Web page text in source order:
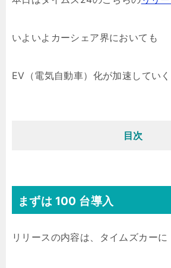
いよいよカーシェア界においても
EV（電気自動車）化が加速していく
目次
まずは 100 台導入
リリースの内容は、タイムズカーに